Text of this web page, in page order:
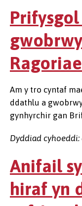
Am y tro cyntaf
ddathlu a
gynhyrchir gan
Dyddiad cyhoeddi:
Anifail
hiraf yn